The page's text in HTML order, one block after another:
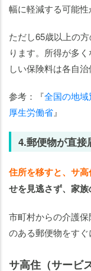
幅に軽減する可能性
ただし65歳以上の
ります。所得が多
しい保険料は各自
参考：『全国の地
厚生労働省』
4.郵便物が直接
住所を移すと、サ
せを見逃さず、家族
市町村からの介護
のある郵便物をすぐ
サ高住（サービ